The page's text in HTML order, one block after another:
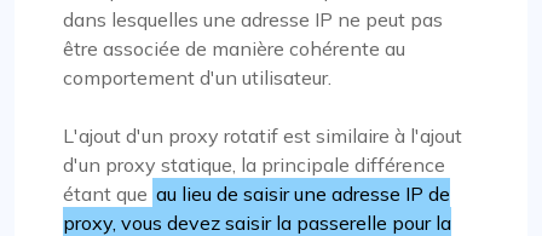
dans lesquelles une adresse IP ne peut pas
être associée de manière cohérente au
comportement d'un utilisateur.
L'ajout d'un proxy rotatif est similaire à l'ajout
d'un proxy statique, la principale différence
étant que au lieu de saisir une adresse IP de
proxy, vous devez saisir la passerelle pour la